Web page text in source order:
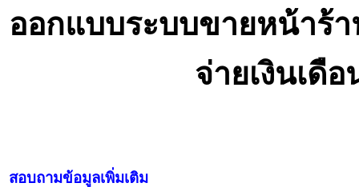
ออกแบบระบบขายหน้าร้า
จ่ายเงินเดื
สอบถามข้อมูลเพิ่มเติม